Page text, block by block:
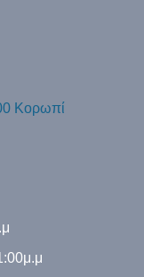
Κορωπί